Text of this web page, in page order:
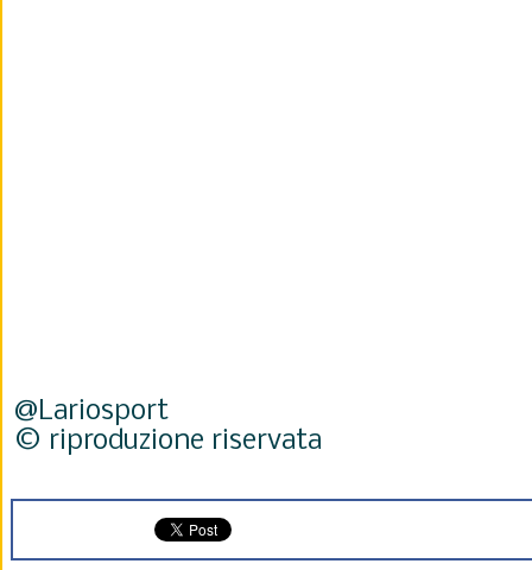
@Lariosport
© riproduzione riservata